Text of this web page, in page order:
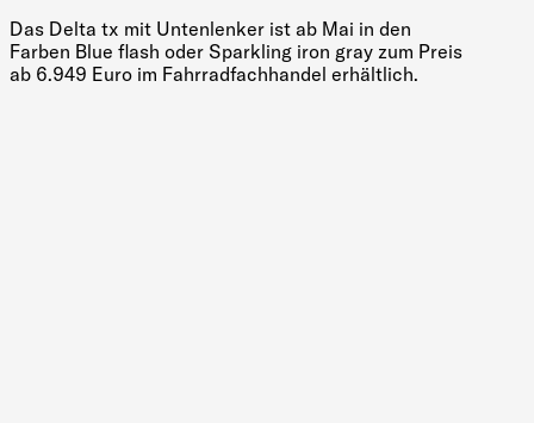
Das Delta tx mit Untenlenker ist ab Mai in den
Farben Blue flash oder Sparkling iron gray zum Preis
ab 6.949 Euro im Fahrradfachhandel erhältlich.